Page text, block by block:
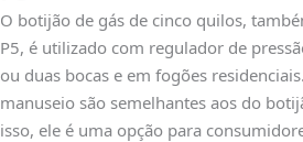
O botijão de gás de cinco quilos,
P5, é utilizado com regulador de
ou duas bocas e em fogões
manuseio são semelhantes aos do
isso, ele é uma opção para